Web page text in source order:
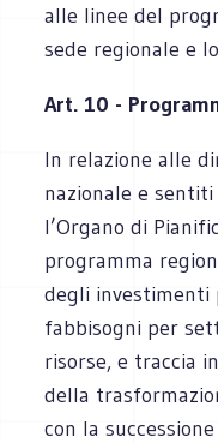
alle linee del
sede regionale e
Art. 10 -
In relazione alle
nazionale e
l’Organo di
programma
degli investimenti
fabbisogni per
risorse, e traccia
della
con la